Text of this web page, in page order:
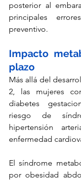
posterior al
principales
preventivo.
Impacto
plazo
Más allá del
2, las mujeres
diabetes
riesgo de
hipertensión
enfermedad
El síndrome
por obesidad